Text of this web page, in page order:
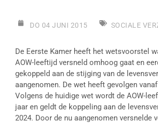
DO 04 JUNI 2015 SOCIALE
De Eerste Kamer heeft het wetsvoorstel
AOW-leeftijd versneld omhoog gaat en
gekoppeld aan de stijging van de
aangenomen. De wet heeft gevolgen
Volgens de huidige wet wordt de AOW-
jaar en geldt de koppeling aan de
2024. Door de nu aangenomen versnelde